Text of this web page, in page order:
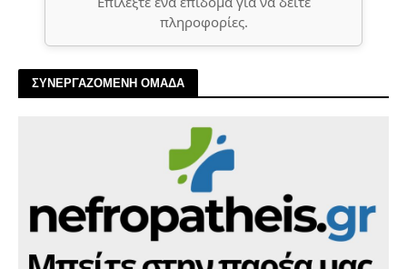
πληροφορίες.
ΣΥΝΕΡΓΑΖΟΜΕΝΗ ΟΜΑΔΑ